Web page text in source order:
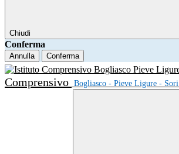
Chiudi
Conferma
Annulla Conferma
Comprensivo Bogliasco - Pieve Ligure - Sori